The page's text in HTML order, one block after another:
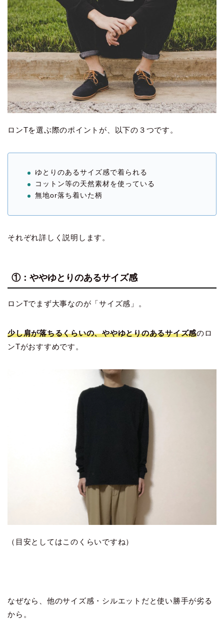
ロンTを選ぶ際のポイントが、以下の３つです。
ゆとりのあるサイズ感で着られる
コットン等の天然素材を使っている
無地or落ち着いた柄
それぞれ詳しく説明します。
①：ややゆとりのあるサイズ感
ロンTでまず大事なのが「サイズ感」。
少し肩が落ちるくらいの、ややゆとりのあるサイズ感のロ
ンTがおすすめです。
（目安としてはこのくらいですね）
なぜなら、他のサイズ感・シルエットだと使い勝手が劣る
から。